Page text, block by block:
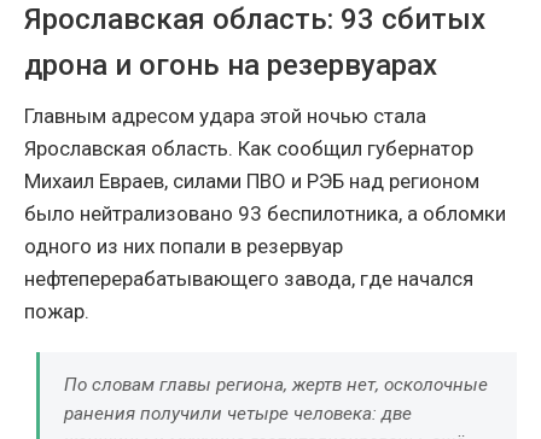
Ярославская область: 93 сбитых
дрона и огонь на резервуарах
Главным адресом удара этой ночью стала
Ярославская область. Как сообщил губернатор
Михаил Евраев, силами ПВО и РЭБ над регионом
было нейтрализовано 93 беспилотника, а обломки
одного из них попали в резервуар
нефтеперерабатывающего завода, где начался
пожар.
По словам главы региона, жертв нет, осколочные
ранения получили четыре человека: две